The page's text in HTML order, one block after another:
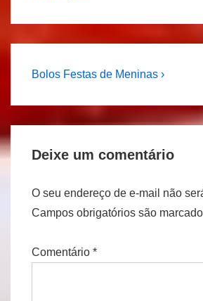
Navegação
Post
Next
Bolos Festas de Meninas ›
Deixe um comentário
O seu endereço de e-mail não
Campos obrigatórios são
Comentário *